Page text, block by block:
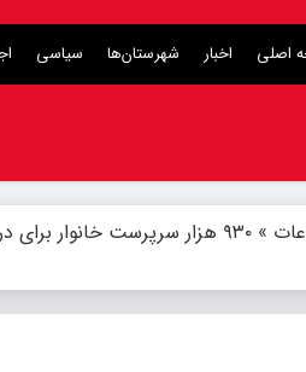
اصلی اخبار شهرستان‌ها سیاسی
»
۹۳۰ هزار سرپرست خانوار